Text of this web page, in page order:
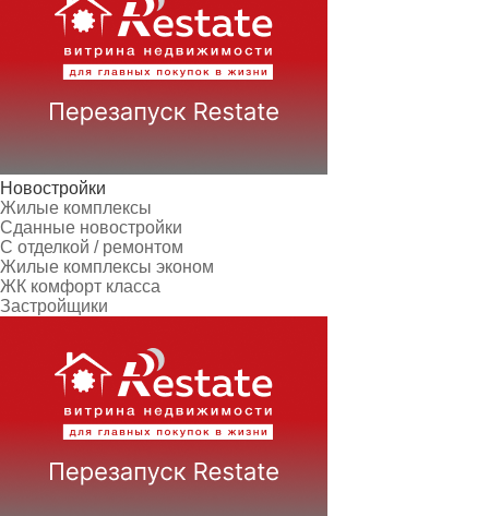
Новостройки
Жилые комплексы
Сданные новостройки
С отделкой / ремонтом
Жилые комплексы эконом
ЖК комфорт класса
Застройщики